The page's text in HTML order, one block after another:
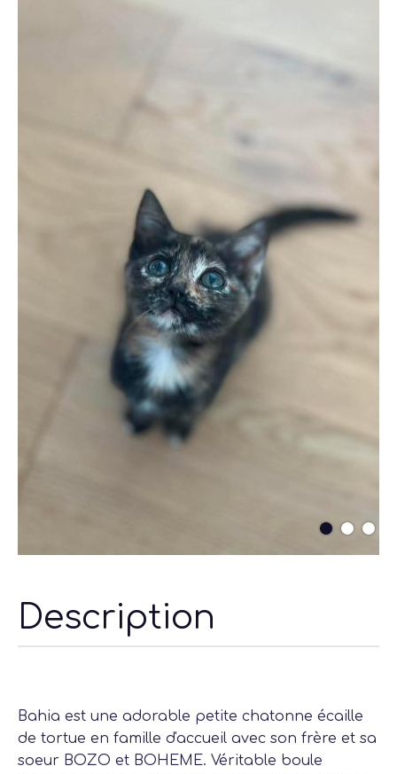
Description
Bahia est une adorable petite chatonne écaille
de tortue en famille d'accueil avec son frère et sa
soeur BOZO et BOHEME. Véritable boule